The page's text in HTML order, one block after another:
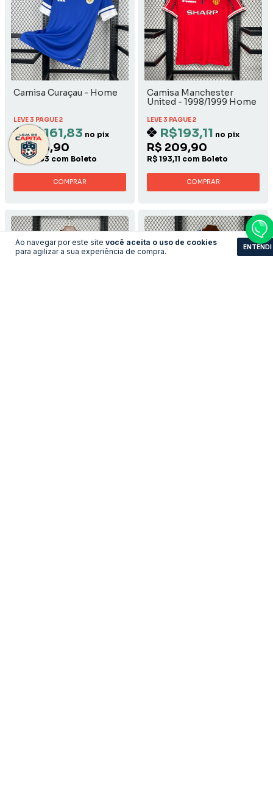
Ao navegar por este site você aceita o uso de cookies
para agilizar a sua experiência de compra.
ENTENDI
Camisa Curaçau - Home
LEVE 3 PAGUE 2
R$161,83 no pix
R$ 175,90
R$ 161,83 com Boleto
COMPRAR
Camisa Manchester
United - 1998/1999 Home
LEVE 3 PAGUE 2
R$193,11 no pix
R$ 209,90
R$ 193,11 com Boleto
COMPRAR